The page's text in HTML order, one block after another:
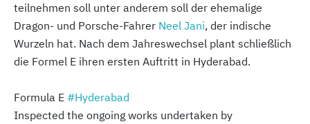
teilnehmen soll unter anderem soll der ehemalige
Dragon- und Porsche-Fahrer Neel Jani, der indische
Wurzeln hat. Nach dem Jahreswechsel plant schließlich
die Formel E ihren ersten Auftritt in Hyderabad.
Formula E #Hyderabad
Inspected the ongoing works undertaken by